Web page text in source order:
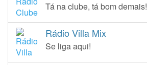
Tá na clube, tá bom demais!
Rádio Villa Mix
Se liga aqui!